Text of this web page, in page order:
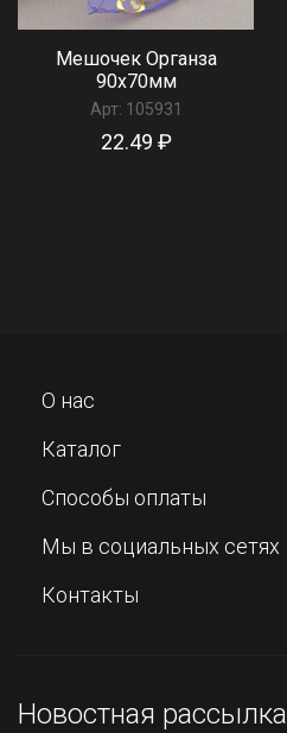
Мешочек Органза
90x70мм
Арт: 105931
22.49 ₽
О нас
Каталог
Способы оплаты
Мы в социальных сетях
Контакты
Новостная рассылка